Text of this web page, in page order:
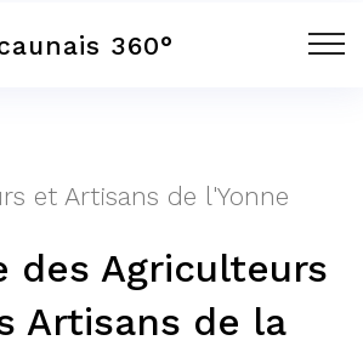
360°
et Artisans de l'Yonne
des Agriculteurs
Artisans de la